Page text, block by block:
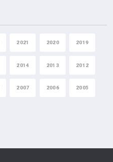
2021 2020 2019
2014 2013 2012
2007 2006 2005